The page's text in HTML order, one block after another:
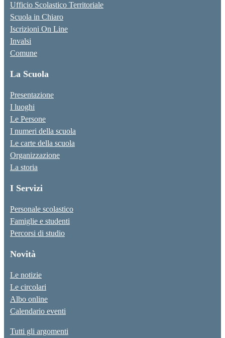
Ufficio Scolastico Territoriale
Scuola in Chiaro
Iscrizioni On Line
Invalsi
Comune
La Scuola
Presentazione
I luoghi
Le Persone
I numeri della scuola
Le carte della scuola
Organizzazione
La storia
I Servizi
Personale scolastico
Famiglie e studenti
Percorsi di studio
Novità
Le notizie
Le circolari
Albo online
Calendario eventi
Tutti gli argomenti